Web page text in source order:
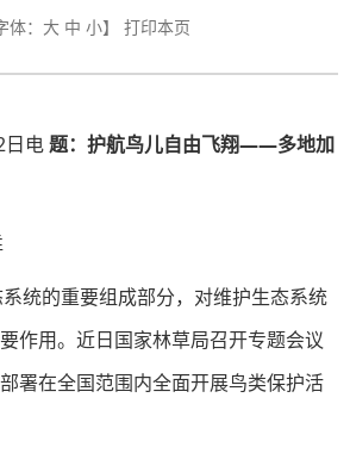
体： 大 中 小】 打印本页
日电题：护航鸟儿自由飞翔——多地加
统的重要组成部分，对维护生态系统
作用。近日国家林草局召开专题会议
署在全国范围内全面开展鸟类保护活